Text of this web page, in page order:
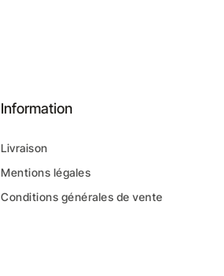
Information
Livraison
Mentions légales
Conditions générales de vente